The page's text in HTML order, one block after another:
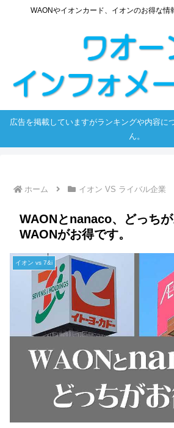
WAONやイオンカード、イオンのお得な情
広告を掲載していますがランキングや内容に
ん。
ホーム イオン VS ライバル企業
WAONとnanaco、どっち
WAONがお得です。
イオン vs 7&i